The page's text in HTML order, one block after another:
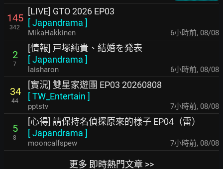
145
342
[LIVE] GTO 2026 EP03
[Japandrama ]
MikaHakkinen 6小時前, 08/08
2
7
[情報] 戸塚純貴、結婚を発表
[Japandrama ]
laisharon 6小時前, 08/08
34
44
[實況] 雙星家遊團 EP03 20260808
[TW_Entertain ]
pptstv 7小時前, 08/08
5
8
[心得] 請保持名偵探原來的樣子 EP04（雷）
[Japandrama ]
mooncalfspew 7小時前, 08/08
更多 即時熱門文章 >>